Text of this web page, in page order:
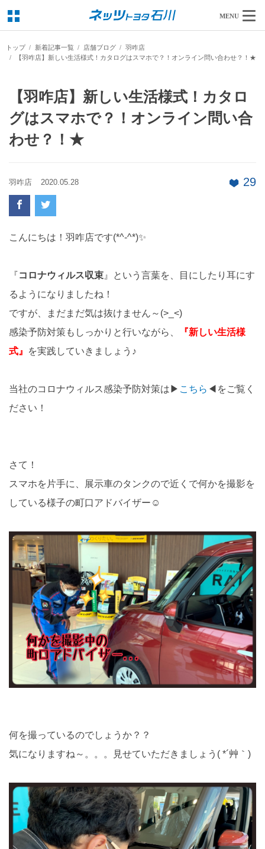
MENU
トップ 新着記事一覧 店舗ブログ
羽咋店
【羽咋店】新しい生活様式！カタログはスマホで？！オンライン問い合わせ？！★
【羽咋店】新しい生活様式！カタロ
グはスマホで？！オンライン問い合
わせ？！★
羽咋店 2020.05.28 29
こんにちは！羽咋店です(*^-^*)✨
『コロナウィルス収束 』という言葉を、目にしたり耳にす
るようになりましたね！
ですが、まだまだ気は抜けません～(>_<)
感染予防対策もしっかりと行いながら、
『新しい生活様
式』
を実践していきましょう♪
当社のコロナウィルス感染予防対策は▶ こちら ◀をご覧く
ださい！
さて！
スマホを片手に、展示車のタンクので近くで何かを撮影を
している様子の町口アドバイザー☺
何を撮っているのでしょうか？？
気になりますね～。。。見せていただきましょう( *´艸｀)